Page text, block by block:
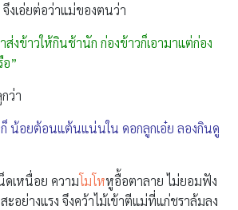
งเอ่ยต่อว่าแม่ของตนว่า
ส่งข้าวให้กินช้านัก ก่องข้าวก็เอามาแต่ก่อง
”
ว่า
น้อยต้อนแต้นแน่นใน ดอกลูกเอ๋ย ลองกินดู
ดเหนื่อย ความโมโหหูอื้อตาลาย ไม่ยอมฟัง
ะอย่างแรง จึงคว้าไม้เข้าตีแม่ที่แก่ชราล้มลง